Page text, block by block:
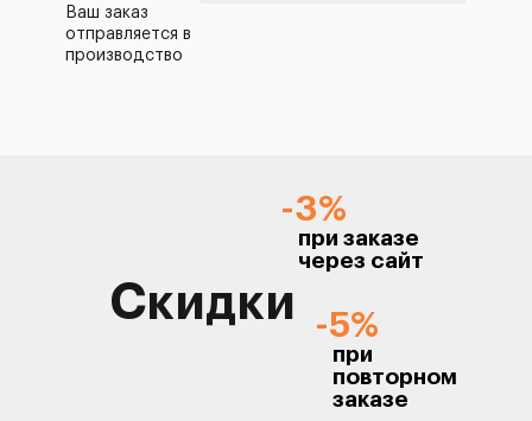
Ваш заказ
отправляется в
производство
Скидки
-3%
при заказе
через сайт
-5%
при
повторном
заказе